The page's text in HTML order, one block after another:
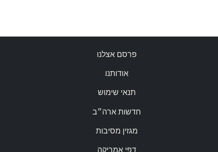
פרסם אצלנו
אודותנו
תנאי שימוש
חדשות ארה״ב
מגזין מסיבות
דפי אמריקה